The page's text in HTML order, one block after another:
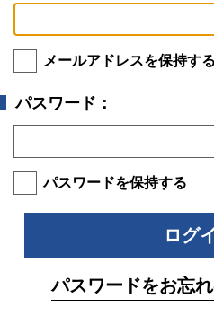
メールアドレスを保持する
パスワード：
パスワードを保持する
パスワードをお忘